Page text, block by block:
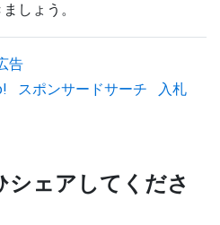
しょう。
告
スポンサードサーチ
入札
シェアしてくださ